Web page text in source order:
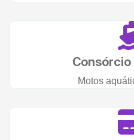
Motos